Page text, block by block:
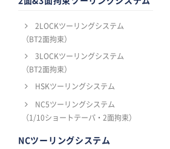
2LOCKツーリングシステム
（BT2面拘束）
3LOCKツーリングシステム
（BT2面拘束）
HSKツーリングシステム
NC5ツーリングシステム
（1/10ショートテーパ・2面拘束）
NCツーリングシステム